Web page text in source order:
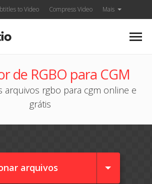
to Video Compress Video Mais
de RGBO para CGM
arquivos rgbo para cgm online e
grátis
arquivos